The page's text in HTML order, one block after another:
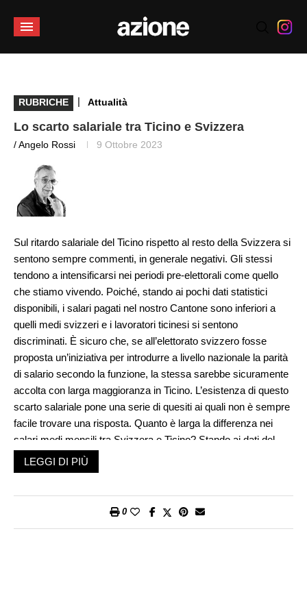
RUBRICHE | Attualità
Lo scarto salariale tra Ticino e Svizzera
/ Angelo Rossi 9 Ottobre 2023
Sul ritardo salariale del Ticino rispetto al resto della Svizzera si
sentono sempre commenti, in generale negativi. Gli stessi
tendono a intensificarsi nei periodi pre-elettorali come quello
che stiamo vivendo. Poiché, stando ai pochi dati statistici
disponibili, i salari pagati nel nostro Cantone sono inferiori a
quelli medi svizzeri e i lavoratori ticinesi si sentono
discriminati. È sicuro che, se all’elettorato svizzero fosse
proposta un’iniziativa per introdurre a livello nazionale la parità
di salario secondo la funzione, la stessa sarebbe sicuramente
accolta con larga maggioranza in Ticino. L’esistenza di questo
scarto salariale pone una serie di quesiti ai quali non è sempre
facile trovare una risposta. Quanto è larga la differenza nei
salari medi mensili tra Svizzera e Ticino? Stando ai dati del
2020, che sono gli ultimi a disposizione, il salario medio pagato
mensilmente nelle attività del settore privato in Svizzera era
scarto con la media svizzera passiamo a quello con il salario
LEGGI DI PIÙ
0